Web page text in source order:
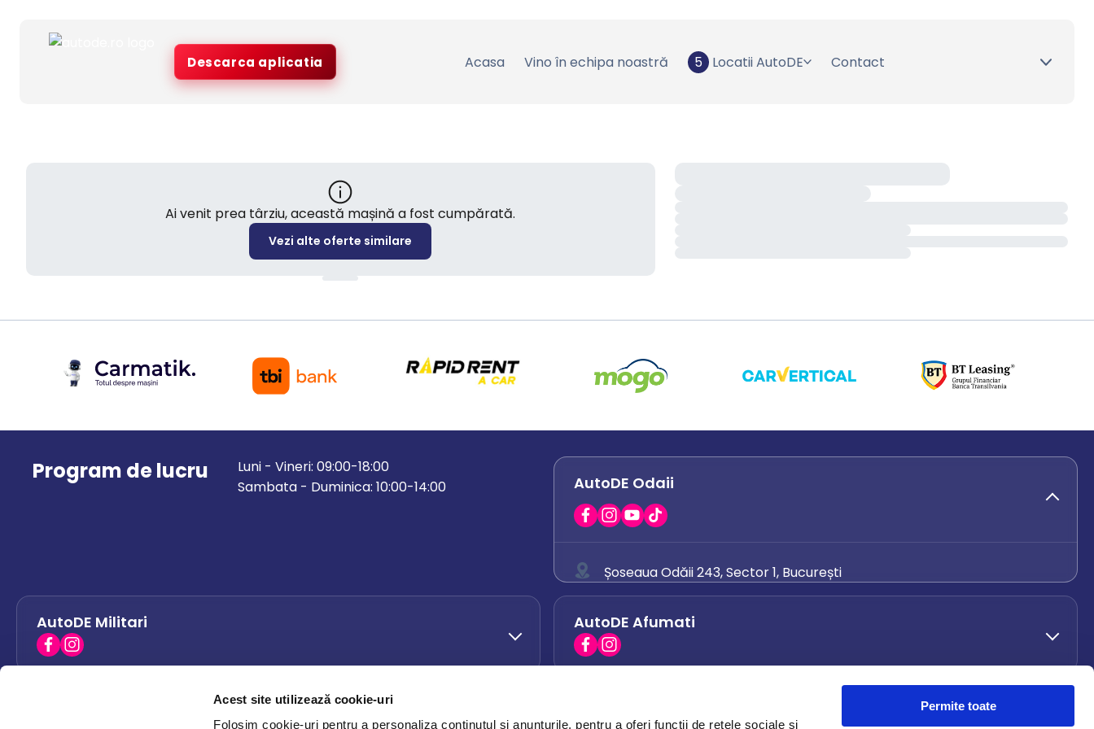
Acest site utilizează cookie-uri
Folosim cookie-uri pentru a personaliza conținutul și anunțurile, pentru a oferi funcții de rețele sociale și
Permite toate
Descarca aplicatia Acasa Vino în echipa noastră 5 Locatii AutoDE Contact
Ai venit prea târziu, această mașină a fost cumpărată.
Vezi alte oferte similare
Program de lucru
Luni - Vineri: 09:00-18:00
Sambata - Duminica: 10:00-14:00
AutoDE Odaii
Șoseaua Odăii 243, Sector 1, București
0742 444 194
office.odaii@autode.ro
AutoDE Militari AutoDE Afumati